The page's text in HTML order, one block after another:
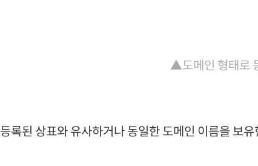
▲도메인 형태로
등록된 상표와 유사하거나 동일한 도메인 이름을 보